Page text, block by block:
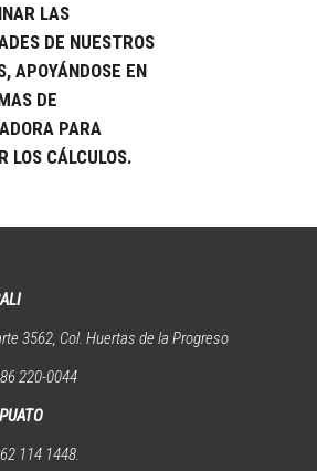
LAS
DE NUESTROS
APOYÁNDOSE EN
DE
PARA
LOS CÁLCULOS.
3562, Col. Huertas de la Progreso
220-0044
114 1448.